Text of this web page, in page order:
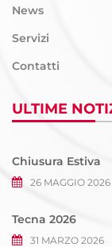
News
Servizi
Contatti
ULTIME
Chiusura Estiva
26 MAGGIO 2026
Tecna 2026
31 MARZO 2026